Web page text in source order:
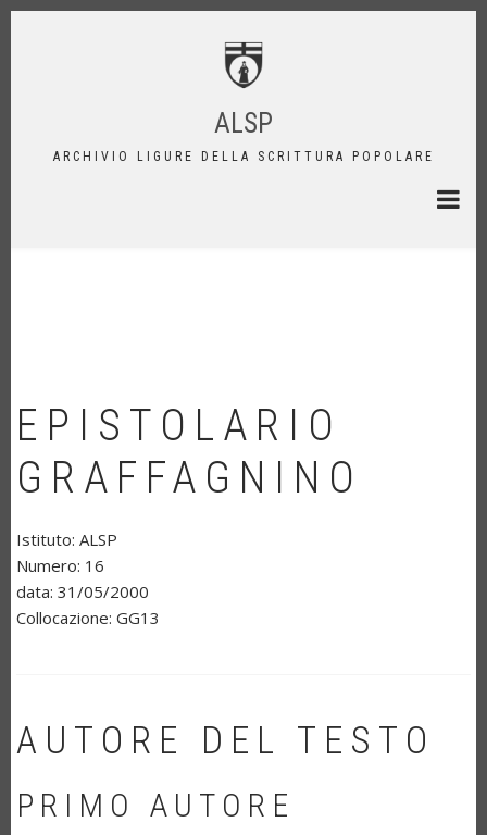
Salta
ALSP
ARCHIVIO LIGURE DELLA SCRITTURA POPOLARE
EPISTOLARIO
GRAFFAGNINO
Istituto: ALSP
Numero: 16
data: 31/05/2000
Collocazione: GG13
AUTORE DEL TESTO
PRIMO AUTORE